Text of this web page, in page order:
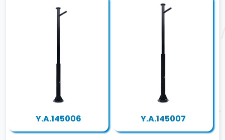
Y.A.145006 Y.A.145007